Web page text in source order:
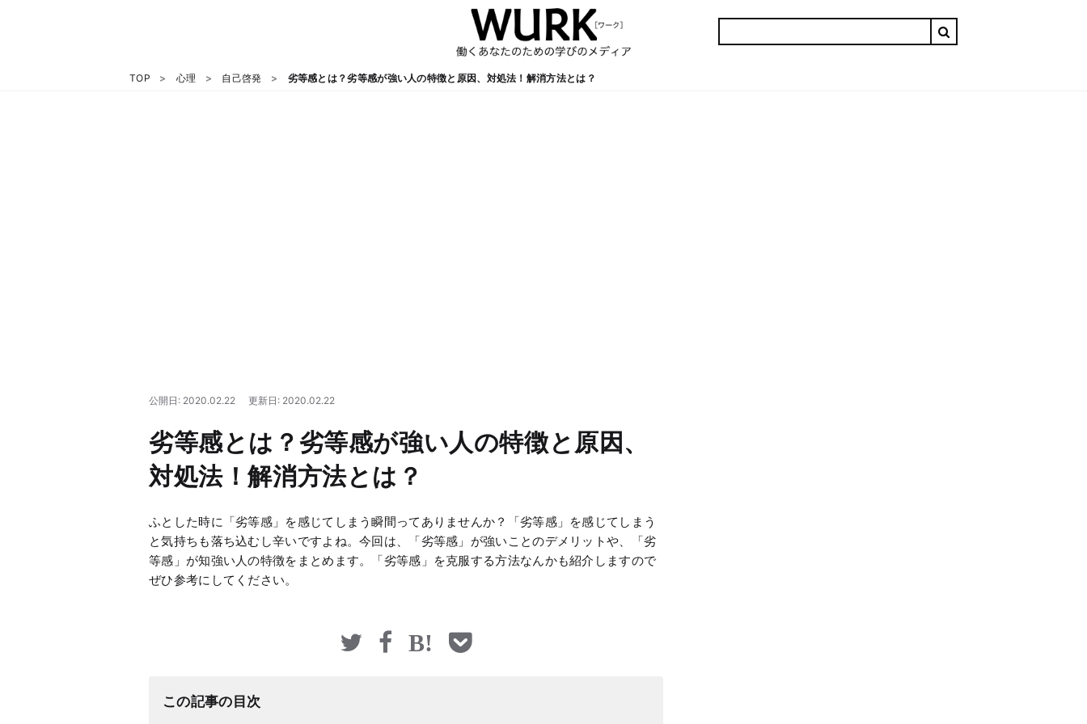
TOP 心理 自己啓発 劣等感とは？劣等感が強い人の特徴と原因、対処法！解消方法とは？
公開日: 2020.02.22 更新日: 2020.02.22
劣等感とは？劣等感が強い人の特徴と原因、
対処法！解消方法とは？
ふとした時に「劣等感」を感じてしまう瞬間ってありませんか？「劣等感」を感じてしまう
と気持ちも落ち込むし辛いですよね。今回は、「劣等感」が強いことのデメリットや、「劣
等感」が知強い人の特徴をまとめます。「劣等感」を克服する方法なんかも紹介しますので
ぜひ参考にしてください。
この記事の目次